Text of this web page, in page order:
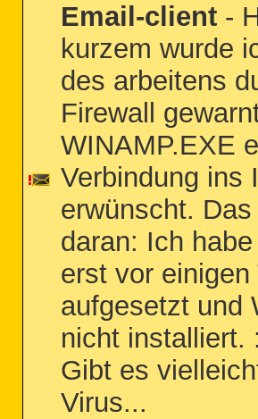
Email-client -
kurzem wurde
des arbeitens
Firewall
WINAMP.EXE
Verbindung ins
erwünscht.
daran: Ich
erst vor einigen
aufgesetzt und
nicht installiert.
Gibt es
Virus...